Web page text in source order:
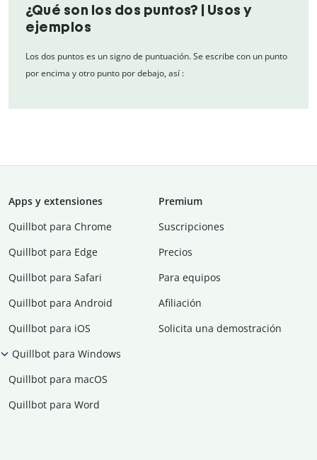
¿Qué son los dos puntos? | Usos y
ejemplos
Los dos puntos es un signo de puntuación. Se escribe con un punto
por encima y otro punto por debajo, así :
Apps y extensiones
Quillbot para Chrome
Quillbot para Edge
Quillbot para Safari
Quillbot para Android
Quillbot para iOS
Quillbot para Windows
Quillbot para macOS
Quillbot para Word
Premium
Suscripciones
Precios
Para equipos
Afiliación
Solicita una demostración